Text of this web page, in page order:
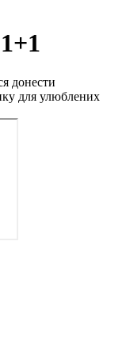
донести
для улюблених